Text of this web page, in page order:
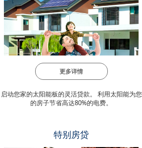
更多详情
启动您家的太阳能板的灵活贷款。 利用太阳能为您
的房子节省高达80%的电费。
特别房贷